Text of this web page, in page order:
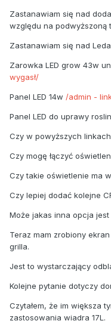
Zastanawiam się nad
względu na podwyższoną
Zastanawiam się nad
Zarowka LED grow 43w
wygasł/
Panel LED 14w /admin -
Panel LED do uprawy roslin
Czy w powyższych
Czy mogę łączyć
Czy takie oświetlenie ma
Czy lepiej dodać kolejne
Może jakas inna opcja jest
Teraz mam zrobiony
grilla.
Jest to wystarczający
Kolejne pytanie dotyczy
Czytałem, że im większa
zastosowania wiadra 17L.